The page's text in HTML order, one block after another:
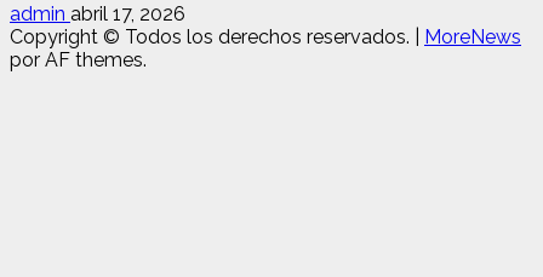
admin abril 17, 2026
Copyright © Todos los derechos reservados.
MoreNews
por AF themes.